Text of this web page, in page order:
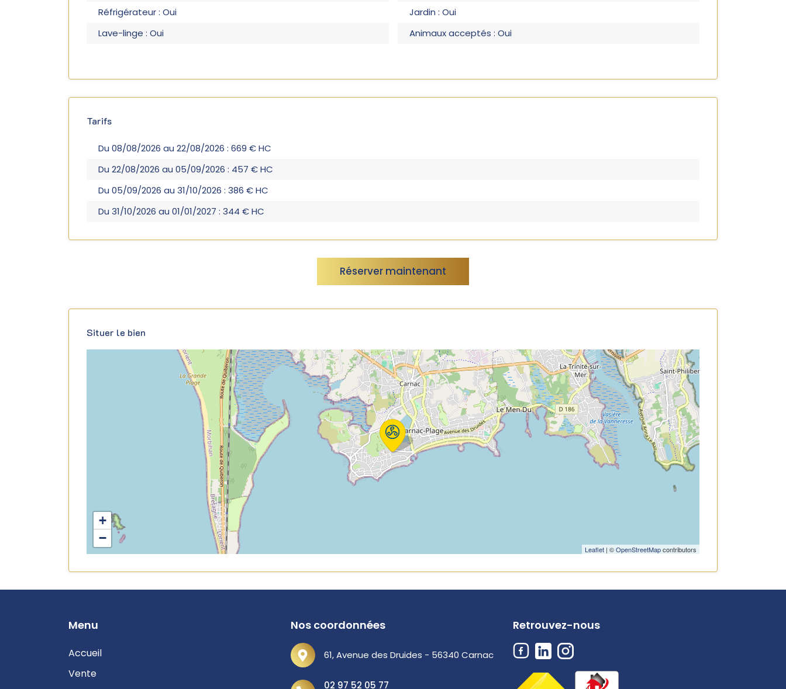
Réfrigérateur : Oui
Lave-linge : Oui
Jardin : Oui
Animaux acceptés : Oui
Tarifs
Du 08/08/2026 au 22/08/2026 : 669 € HC
Du 22/08/2026 au 05/09/2026 : 457 € HC
Du 05/09/2026 au 31/10/2026 : 386 € HC
Du 31/10/2026 au 01/01/2027 : 344 € HC
Réserver maintenant
Situer le bien
+
−
Leaflet | ©OpenStreetMapcontributors
Menu
Accueil
Vente
Nos coordonnées
61, Avenue des Druides - 56340 Carnac
02 97 52 05 77
Retrouvez-nous